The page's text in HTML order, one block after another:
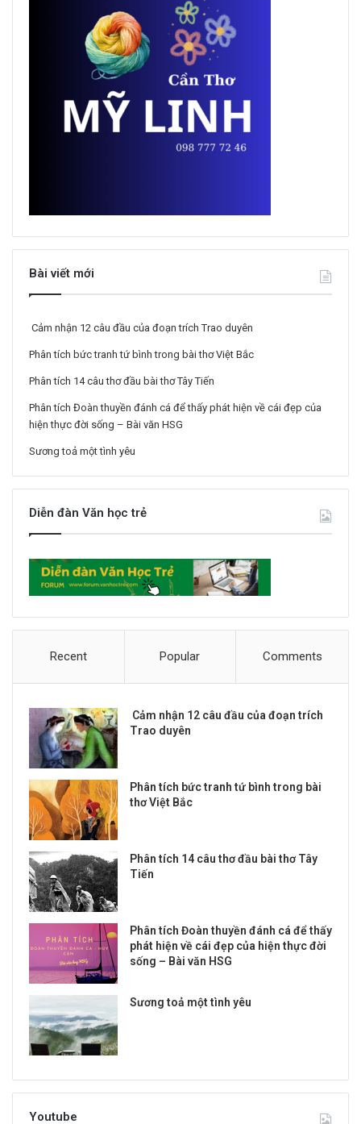
Bài viết mới
Cảm nhận 12 câu đầu của đoạn trích Trao duyên
Phân tích bức tranh tứ bình trong bài thơ Việt Bắc
Phân tích 14 câu thơ đầu bài thơ Tây Tiến
Phân tích Đoàn thuyền đánh cá để thấy phát hiện về cái đẹp của
hiện thực đời sống – Bài văn HSG
Sương toả một tình yêu
Diễn đàn Văn học trẻ
Recent Popular Comments
Cảm nhận 12 câu đầu của đoạn trích
Trao duyên
Phân tích bức tranh tứ bình trong bài
thơ Việt Bắc
Phân tích 14 câu thơ đầu bài thơ Tây
Tiến
Phân tích Đoàn thuyền đánh cá để thấy
phát hiện về cái đẹp của hiện thực đời
sống – Bài văn HSG
Sương toả một tình yêu
Youtube